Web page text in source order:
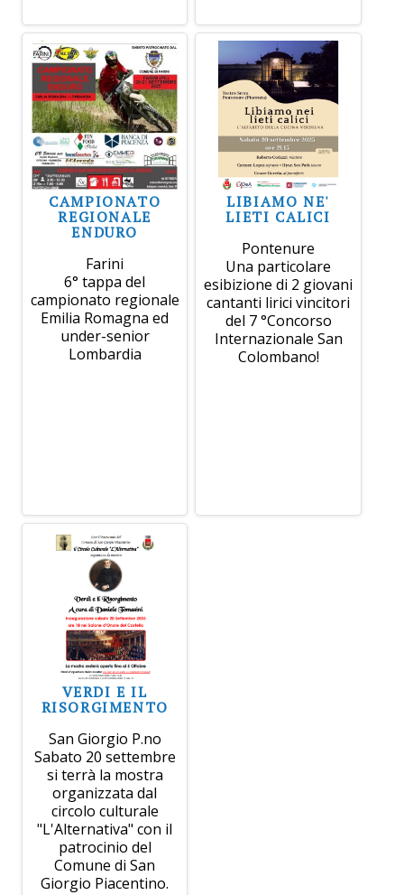
CAMPIONATO
REGIONALE
ENDURO
Farini
6° tappa del
campionato regionale
Emilia Romagna ed
under-senior
Lombardia
LIBIAMO NE'
LIETI CALICI
Pontenure
Una particolare
esibizione di 2 giovani
cantanti lirici vincitori
del 7 °Concorso
Internazionale San
Colombano!
VERDI E IL
RISORGIMENTO
San Giorgio P.no
Sabato 20 settembre
si terrà la mostra
organizzata dal
circolo culturale
"L'Alternativa" con il
patrocinio del
Comune di San
Giorgio Piacentino.